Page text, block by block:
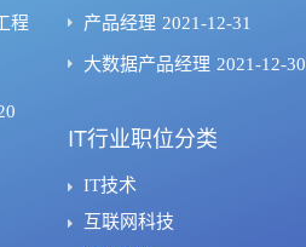
程
产品经理 2021-12-31
大数据产品经理 2021-12-30
IT行业职位分类
IT技术
互联网科技